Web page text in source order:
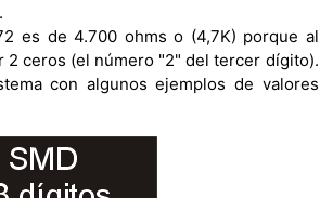
es de 4.700 ohms o (4,7K) porque al
ceros (el número "2" del tercer dígito).
con algunos ejemplos de valores